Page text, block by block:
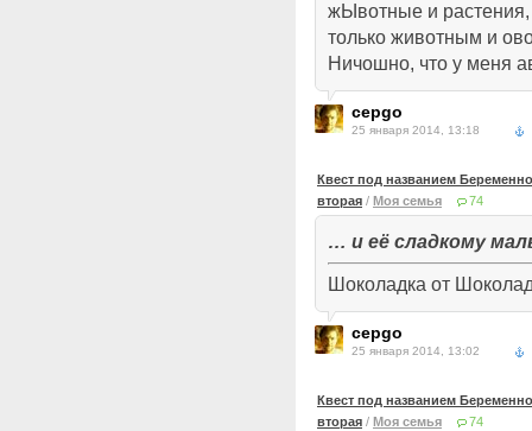
жЫвотные и
только животным и
Ничошно, что у меня
cepgo
25 января 2014, 13:18
Квест под названием
вторая / Моя семья 74
… и её сладкому
Шоколадка от
cepgo
25 января 2014, 13:02
Квест под названием
вторая / Моя семья 74